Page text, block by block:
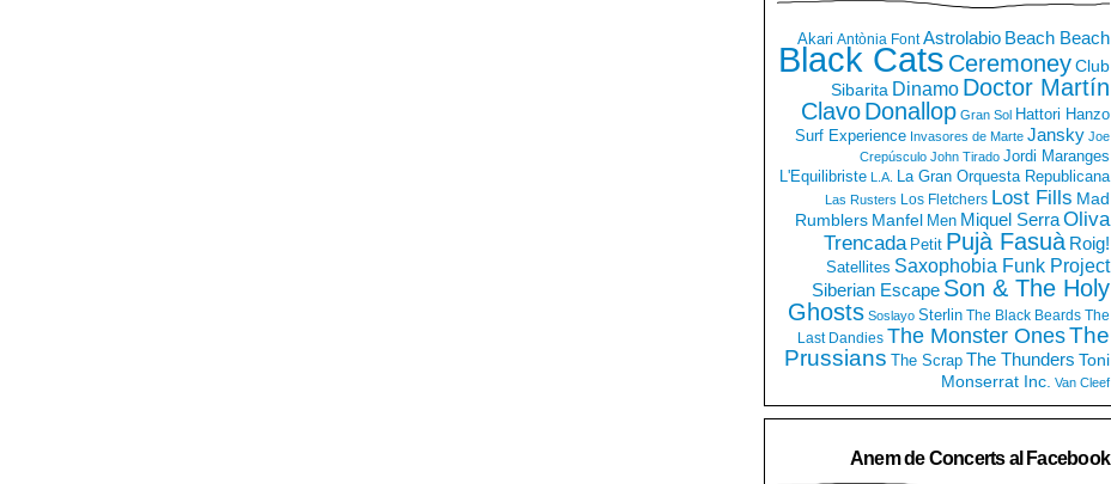
Akari Antònia Font Astrolabio Beach Beach
Black Cats CeremoneyClub
Sibarita Dinamo Doctor Martín
ClavoDonallop Gran Sol Hattori Hanzo
Surf Experience Invasores de Marte Jansky Joe
Crepúsculo John Tirado Jordi Maranges
L'Equilibriste L.A. La Gran Orquesta Republicana
Las Rusters Los Fletchers Lost Fills Mad
Rumblers Manfel Men Miquel SerraOliva
Trencada Petit Pujà Fasuà Roig!
Satellites Saxophobia Funk Project
Siberian Escape Son & The Holy
Ghosts Soslayo Sterlin The Black Beards The
Last Dandies The Monster OnesThe
Prussians The Scrap The Thunders Toni
Monserrat Inc. Van Cleef
Anem de Concerts al Facebook